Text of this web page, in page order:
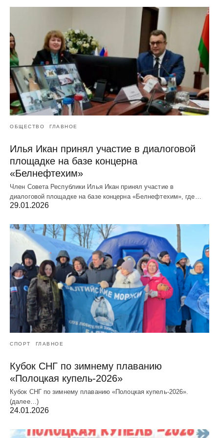
ОБЩЕСТВО ГЛАВНОЕ
Илья Икан принял участие в диалоговой
площадке на базе концерна
«Белнефтехим»
Член Совета Республики Илья Икан принял участие в
диалоговой площадке на базе концерна «Белнефтехим», где…
29.01.2026
СПОРТ ГЛАВНОЕ
Кубок СНГ по зимнему плаванию
«Полоцкая купель-2026»
Кубок СНГ по зимнему плаванию «Полоцкая купель-2026».
(далее…)
24.01.2026